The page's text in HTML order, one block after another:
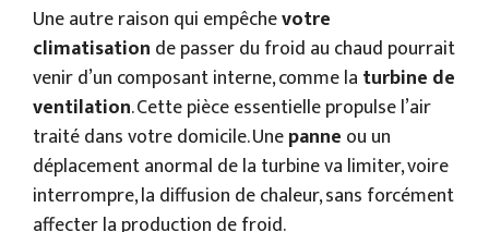
Une autre raison qui empêchevotre
climatisation de passer du froid au chaud pourrait
venir d’un composant interne, comme la turbine de
ventilation. Cette pièce essentielle propulse l’air
traité dans votre domicile. Unepanne ou un
déplacement anormal de la turbine va limiter, voire
interrompre, la diffusion de chaleur, sans forcément
affecter la production de froid.